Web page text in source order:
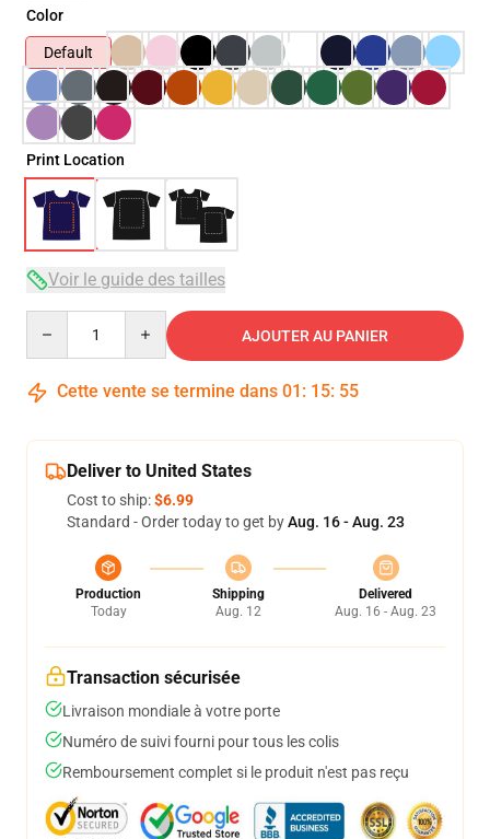
Color
Default
Print Location
Voir le guide des tailles
AJOUTER AU PANIER
Cette vente se termine dans 01 : 15: 54
Deliver to United States
Cost to ship:$6.99
Standard - Order today to get byAug. 16 - Aug. 23
Production
Today
Shipping
Aug. 12
Delivered
Aug. 16 - Aug. 23
Transaction sécurisée
Livraison mondiale à votre porte
Numéro de suivi fourni pour tous les colis
Remboursement complet si le produit n'est pas reçu